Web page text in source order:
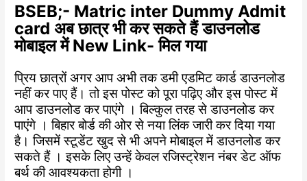
BSEB;- Matric inter Dummy Admit
card अब छात्र भी कर सकते हैं डाउनलोड
मोबाइल में New Link- मिल गया
प्रिय छात्रों अगर आप अभी तक डमी एडमिट कार्ड डाउनलोड
नहीं कर पाए हैं। तो इस पोस्ट को पूरा पढ़िए और इस पोस्ट में
आप डाउनलोड कर पाएंगे । बिल्कुल तरह से डाउनलोड कर
पाएंगे । बिहार बोर्ड की ओर से नया लिंक जारी कर दिया गया
है। जिसमें स्टूडेंट खुद से भी अपने मोबाइल में डाउनलोड कर
सकते हैं । इसके लिए उन्हें केवल रजिस्ट्रेशन नंबर डेट ऑफ
बर्थ की आवश्यकता होगी ।